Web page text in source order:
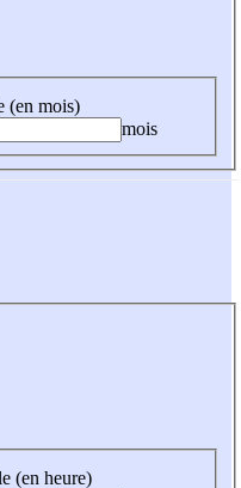
(en mois)
mois
(en heure)